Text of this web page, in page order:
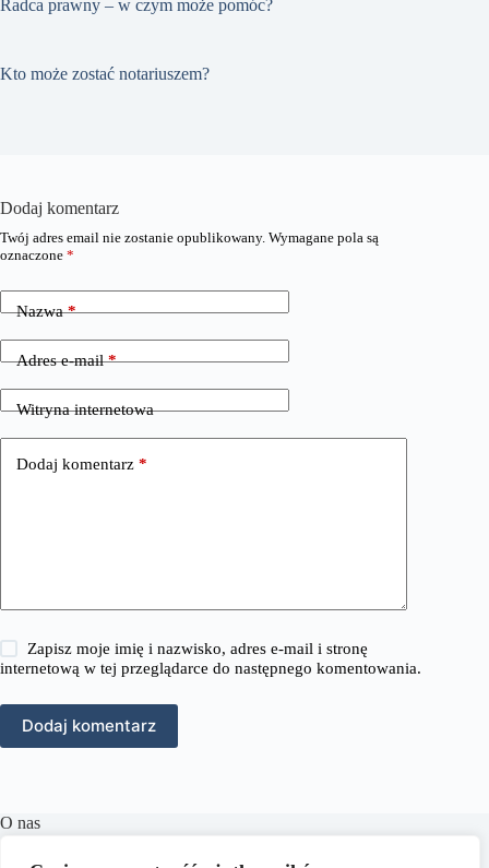
Radca prawny – w czym może pomóc?
Kto może zostać notariuszem?
Dodaj komentarz
Twój adres email nie zostanie opublikowany. Wymagane pola są
oznaczone *
Nazwa*
Adres e-mail*
Witryna internetowa
Dodaj komentarz *
Zapisz moje imię i nazwisko, adres e-mail i stronę
internetową w tej przeglądarce do następnego komentowania.
Dodaj komentarz
O nas